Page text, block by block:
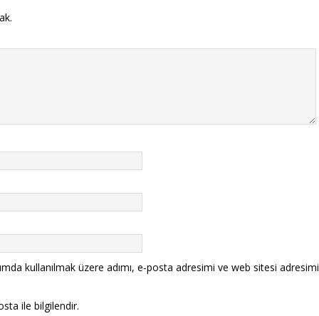
kullanılmak üzere adımı, e-posta adresimi ve web sitesi adresimi
ile bilgilendir.